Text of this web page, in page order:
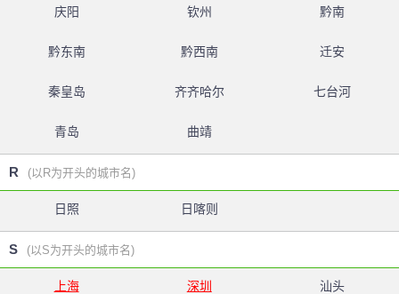
庆阳 钦州 黔南
黔东南 黔西南 迁安
秦皇岛 齐齐哈尔 七台河
青岛 曲靖
R (以R为开头的城市名)
日照 日喀则
S (以S为开头的城市名)
上海 深圳 汕头